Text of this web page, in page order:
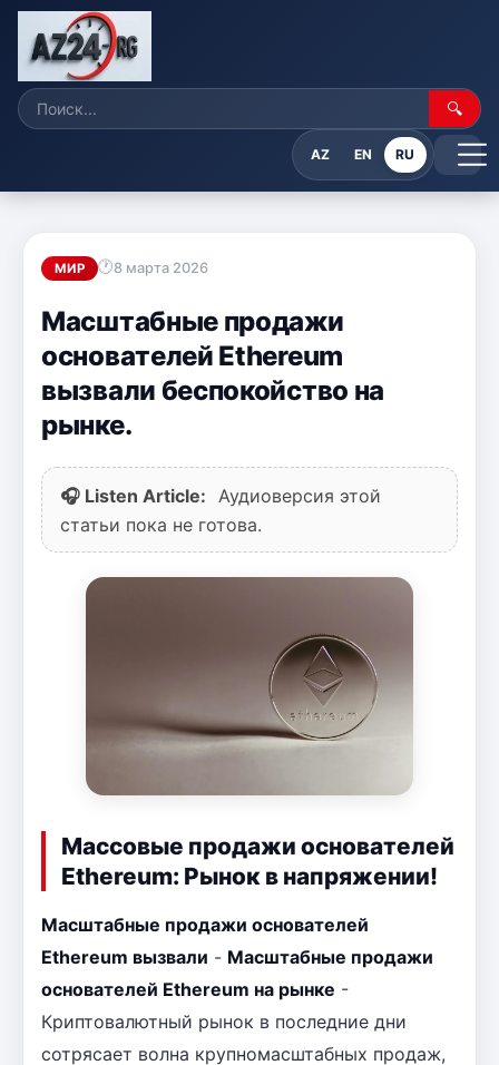
🔍
AZ EN RU
МИР 8 марта 2026
Масштабные продажи
основателей Ethereum
вызвали беспокойство на
рынке.
🎧 Listen Article:
Аудиоверсия этой
статьи пока не готова.
Массовые продажи основателей
Ethereum: Рынок в напряжении!
Масштабные продажи основателей
Ethereum вызвали - Масштабные продажи
основателей Ethereum на рынке -
Криптовалютный рынок в последние дни
сотрясает волна крупномасштабных продаж,